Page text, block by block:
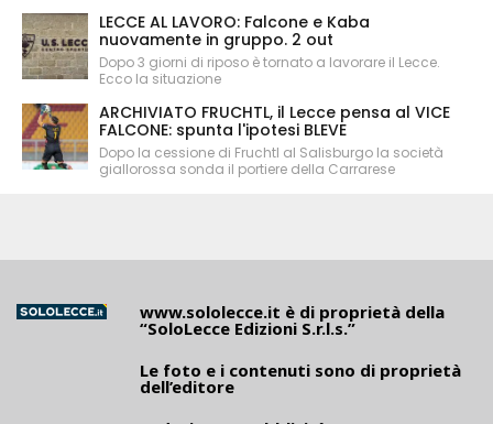
LECCE AL LAVORO: Falcone e Kaba
nuovamente in gruppo. 2 out
Dopo 3 giorni di riposo è tornato a lavorare il Lecce.
Ecco la situazione
ARCHIVIATO FRUCHTL, il Lecce pensa al VICE
FALCONE: spunta l'ipotesi BLEVE
Dopo la cessione di Fruchtl al Salisburgo la società
giallorossa sonda il portiere della Carrarese
www.sololecce.it è di proprietà della
“SoloLecce Edizioni S.r.l.s.”
Le foto e i contenuti sono di proprietà
dell’editore